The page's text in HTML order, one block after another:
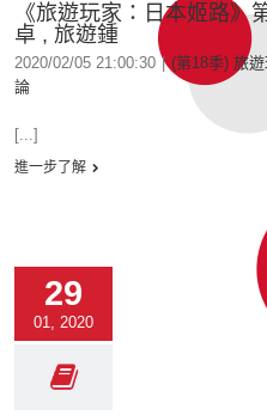
《旅遊玩家：日本姬路
卓 , 旅遊鍾
2020/02/05 21:00:30 | (第18季) 旅
論
[...]
進一步了解
29
01, 2020